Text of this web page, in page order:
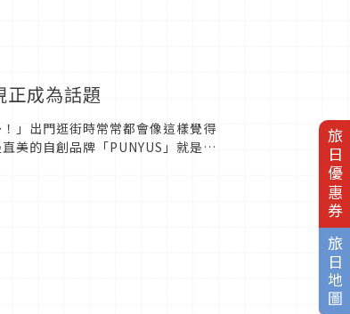
旅日優惠券
旅日地圖
正成為話題
」出門逛街時常常都會像這樣覺得
美的自創品牌「PUNYUS」就是其